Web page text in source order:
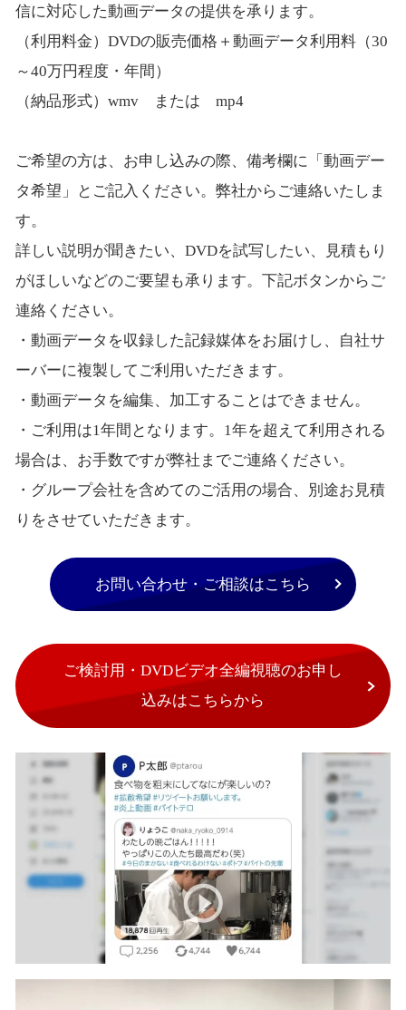
信に対応した動画データの提供を承ります。
（利用料金）DVDの販売価格＋動画データ利用料（30
～40万円程度・年間）
（納品形式）wmv または mp4
ご希望の方は、お申し込みの際、備考欄に「動画デー
タ希望」とご記入ください。弊社からご連絡いたしま
す。
詳しい説明が聞きたい、DVDを試写したい、見積もり
がほしいなどのご要望も承ります。下記ボタンからご
連絡ください。
・動画データを収録した記録媒体をお届けし、自社サ
ーバーに複製してご利用いただきます。
・動画データを編集、加工することはできません。
・ご利用は1年間となります。1年を超えて利用される
場合は、お手数ですが弊社までご連絡ください。
・グループ会社を含めてのご活用の場合、別途お見積
りをさせていただきます。
お問い合わせ・ご相談はこちら
ご検討用・DVDビデオ全編視聴のお申し
込みはこちらから